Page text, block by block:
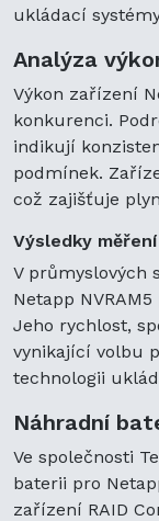
ukládací
Analýza
Výkon zařízení
konkurenci.
indikují
podmínek.
což zajišťuje
Výsledky měření
V průmyslových
Netapp
Jeho rychlost,
vynikající volbu
technologii
Náhradní
Ve společnosti
baterii pro
zařízení RAID